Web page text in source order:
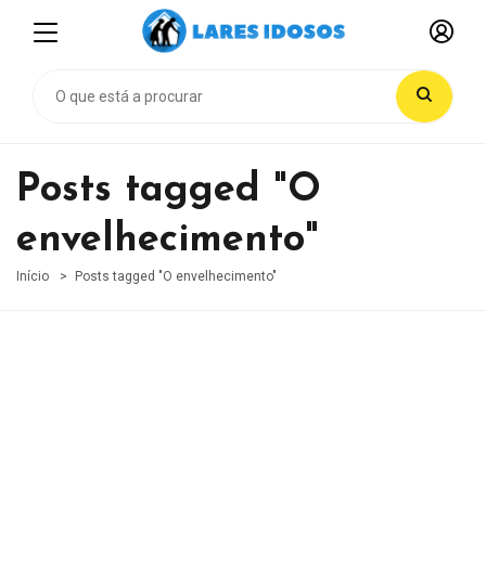
Posts tagged "O
envelhecimento"
Início Posts tagged "O envelhecimento"